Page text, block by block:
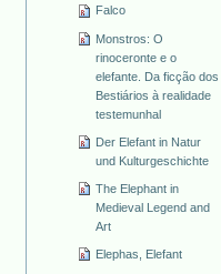
Falco
Monstros: O
rinoceronte e o
elefante. Da ficção dos
Bestiários à realidade
testemunhal
Der Elefant in Natur
und Kulturgeschichte
The Elephant in
Medieval Legend and
Art
Elephas, Elefant